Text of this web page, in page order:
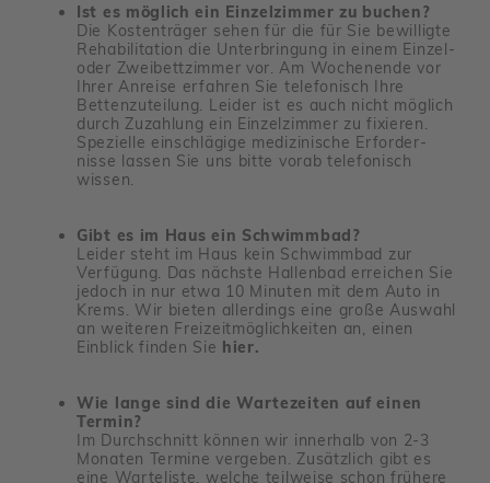
Ist es möglich ein Einzelzimmer zu buchen?
Die Kosten­träger sehen für die für Sie bewil­ligte
Reha­bi­li­ta­tion die Unter­brin­gung in einem Einzel-
oder Zwei­bett­zimmer vor. Am Wochen­ende vor
Ihrer Anreise erfahren Sie tele­fo­nisch Ihre
Betten­zu­tei­lung. Leider ist es auch nicht möglich
durch Zuzah­lung ein Einzel­zimmer zu fixieren.
Spezi­elle einschlä­gige medi­zi­ni­sche Erfor­der­
nisse lassen Sie uns bitte vorab tele­fo­nisch
wissen.
Gibt es im Haus ein Schwimmbad?
Leider steht im Haus kein Schwimmbad zur
Verfü­gung. Das nächste Hallenbad errei­chen Sie
jedoch in nur etwa 10 Minuten mit dem Auto in
Krems. Wir bieten aller­dings eine große Auswahl
an weiteren Frei­zeit­mög­lich­keiten an, einen
Einblick finden Sie hier.
Wie lange sind die Wartezeiten auf einen
Termin?
Im Durch­schnitt können wir inner­halb von 2-3
Monaten Termine vergeben. Zusätz­lich gibt es
eine Warte­liste, welche teil­weise schon frühere